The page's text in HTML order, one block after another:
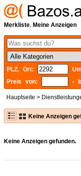
Merkliste, Meine Anzeigen
PLZ, Ort:
Preis von:
-
Hauptseite >
Keine Anzeigen
Keine Anzeigen gefunden.